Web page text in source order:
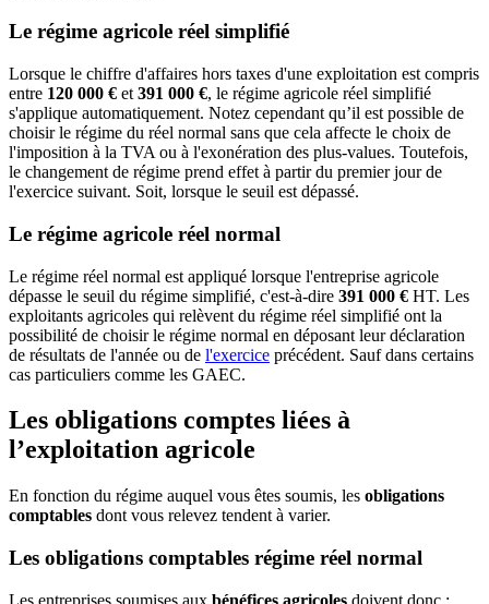
Le régime agricole réel simplifié
Lorsque le chiffre d'affaires hors taxes d'une exploitation est compris
entre 120 000 € et 391 000 €, le régime agricole réel simplifié
s'applique automatiquement. Notez cependant qu’il est possible de
choisir le régime du réel normal sans que cela affecte le choix de
l'imposition à la TVA ou à l'exonération des plus-values. Toutefois,
le changement de régime prend effet à partir du premier jour de
l'exercice suivant. Soit, lorsque le seuil est dépassé.
Le régime agricole réel normal
Le régime réel normal est appliqué lorsque l'entreprise agricole
dépasse le seuil du régime simplifié, c'est-à-dire 391 000 € HT. Les
exploitants agricoles qui relèvent du régime réel simplifié ont la
possibilité de choisir le régime normal en déposant leur déclaration
de résultats de l'année ou de l'exercice précédent. Sauf dans certains
cas particuliers comme les GAEC.
Les obligations comptes liées à
l’exploitation agricole
En fonction du régime auquel vous êtes soumis, les obligations
comptables dont vous relevez tendent à varier.
Les obligations comptables régime réel normal
Les entreprises soumises aux bénéfices agricoles doivent donc :